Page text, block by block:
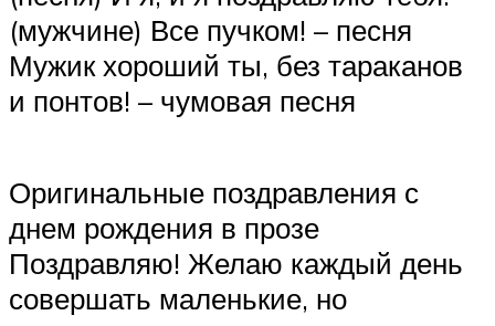
(мужчине) Все пучком! – песня
Мужик хороший ты, без тараканов
и понтов! – чумовая песня
Оригинальные поздравления с
днем рождения в прозе
Поздравляю! Желаю каждый день
совершать маленькие, но